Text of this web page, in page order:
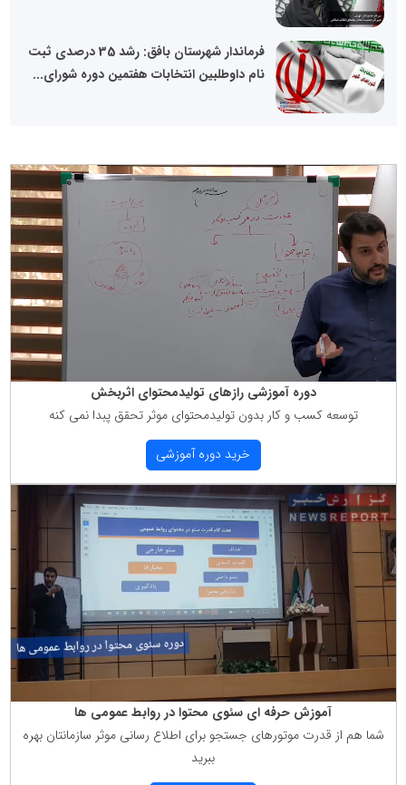
فرماندار شهرستان بافق: رشد 35 درصدی ثبت
نام داوطلبین انتخابات هفتمین دوره شورای...
دوره آموزشی رازهای تولیدمحتوای اثربخش
توسعه كسب و كار بدون تولیدمحتوای موثر تحقق پبدا نمی كنه
خرید دوره آموزشی
آموزش حرفه ای سئوی محتوا در روابط عمومی ها
شما هم از قدرت موتورهای جستجو برای اطلاع رسانی موثر سازمانتان بهره
ببرید